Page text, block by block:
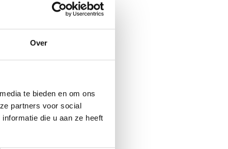
Over
te bieden en om ons
partners voor social
die u aan ze heeft